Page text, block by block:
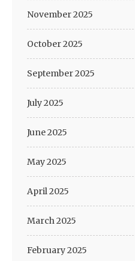
November 2025
October 2025
September 2025
July 2025
June 2025
May 2025
April 2025
March 2025
February 2025